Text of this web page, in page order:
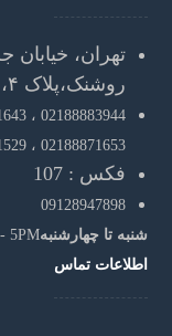
تهران، خیابان
روشنک،پلاک ۴، طبقه ۲، واحد ۶
02188883944 ،
02188871653 ،
فکس : 107
09128947898
شنبه تا چهارشنبه5PM
اطلاعات تماس